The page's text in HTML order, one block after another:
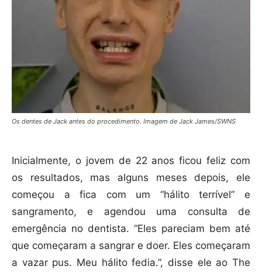
Os dentes de Jack antes do procedimento. Imagem de Jack James/SWNS
Inicialmente, o jovem de 22 anos ficou feliz com
os resultados, mas alguns meses depois, ele
começou a fica com um “hálito terrível” e
sangramento, e agendou uma consulta de
emergência no dentista. “Eles pareciam bem até
que começaram a sangrar e doer. Eles começaram
a vazar pus. Meu hálito fedia.”, disse ele ao The